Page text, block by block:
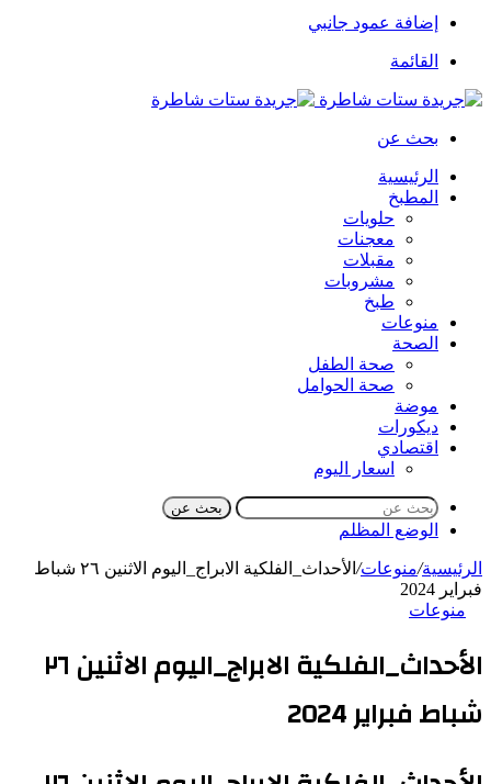
إضافة عمود جانبي
القائمة
بحث عن
الرئيسية
المطبخ
حلويات
معجنات
مقبلات
مشروبات
طبخ
منوعات
الصحة
صحة الطفل
صحة الحوامل
موضة
ديكورات
اقتصادي
اسعار اليوم
بحث عن
الوضع المظلم
الرئيسية/منوعات/
الأحداث_الفلكية الابراج_اليوم الاثنين ٢٦ شباط
فبراير 2024
منوعات
الأحداث_الفلكية الابراج_اليوم الاثنين ٢٦
شباط فبراير 2024